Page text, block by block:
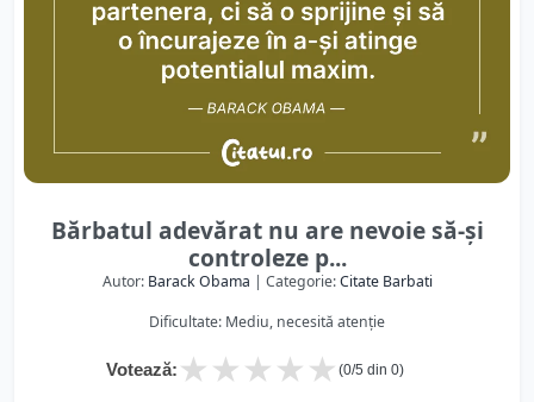
Bărbatul adevărat nu are nevoie să-și
controleze p...
Autor: Barack Obama | Categorie:Citate Barbati
Dificultate: Mediu, necesită atenție
Votează: ★
★
★
★
★ (0/5 din 0)